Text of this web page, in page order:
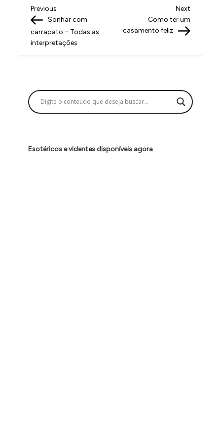
N
a
v
a
ç
o
d
Previous
Post
Previous
Sonhar com
carrapato – Todas as
interpretações
Next
Post
Next
Como ter um
casamento feliz
Esotéricos e videntes disponíveis agora